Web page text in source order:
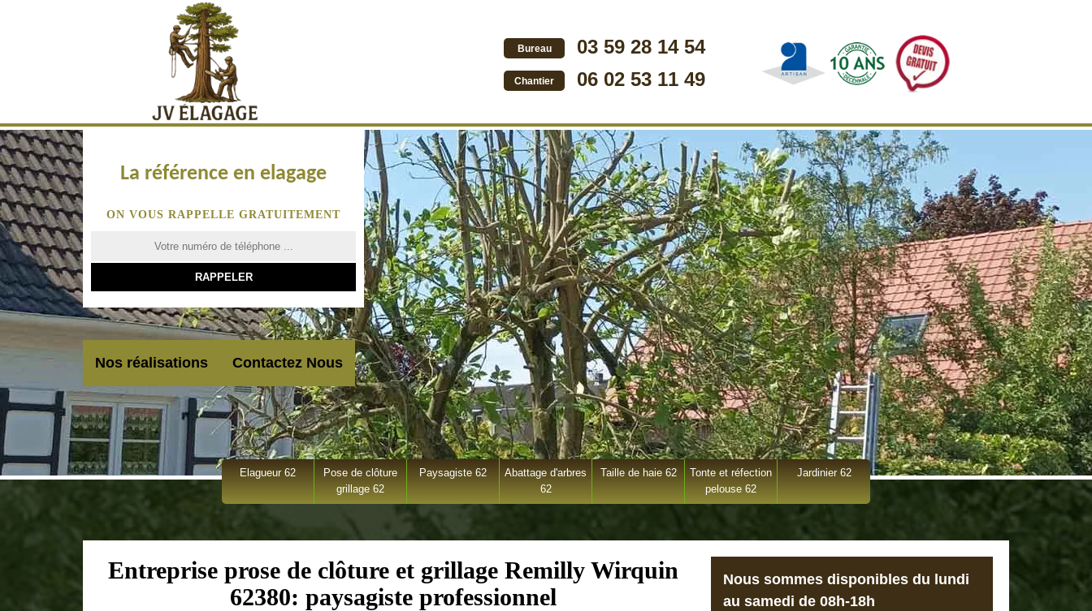
Bureau 03 59 28 14 54
Chantier 06 02 53 11 49
La référence en elagage
ON VOUS RAPPELLE GRATUITEMENT
Nos réalisations Contactez Nous
Elagueur 62
Pose de clôture
grillage 62
Paysagiste 62
Abattage d'arbres
62
Taille de haie 62
Tonte et réfection
pelouse 62
Jardinier 62
Entreprise prose de clôture et grillage Remilly Wirquin
62380: paysagiste professionnel
Nous sommes disponibles du lundi
au samedi de 08h-18h